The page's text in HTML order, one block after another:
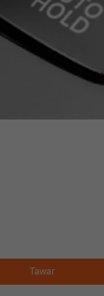
Tawar